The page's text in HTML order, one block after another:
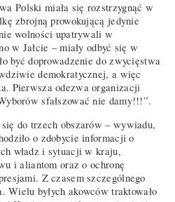
Polski miała się rozstrzygnąć w
zbrojną prowokującą jedynie
wolności upatrywali w
w Jałcie – miały odbyć się w
być doprowadzenie do zwycięstwa
demokratycznej, a więc
Pierwsza odezwa organizacji
sfałszować nie damy!!!”.
do trzech obszarów – wywiadu,
o zdobycie informacji o
władz i sytuacji w kraju,
i aliantom oraz o ochronę
Z czasem szczególnego
Wielu byłych akowców traktowało